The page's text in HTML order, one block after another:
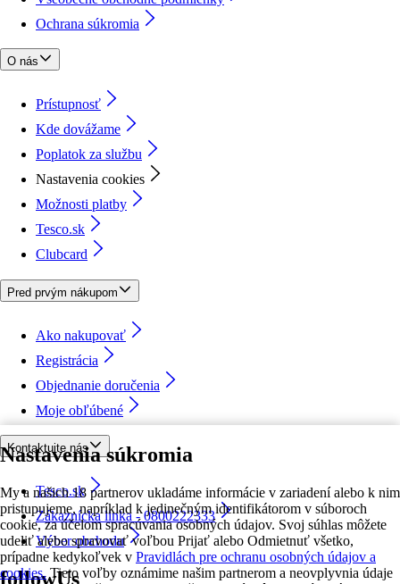
Nastavenia súkromia
My a našich 18 partnerov ukladáme informácie v zariadení alebo k nim
pristupujeme, napríklad k jedinečným identifikátorom v súboroch
cookie, za účelom spracúvania osobných údajov. Svoj súhlas môžete
udeliť alebo spravovať voľbou Prijať alebo Odmietnuť všetko,
prípadne kedykoľvek v Pravidlách pre ochranu osobných údajov a
cookies. Tieto voľby oznámime našim partnerom a neovplyvnia údaje
Ochrana súkromia
O nás
Prístupnosť
Kde dovážame
Poplatok za službu
Nastavenia cookies
Možnosti platby
Tesco.sk
Clubcard
Pred prvým nákupom
Ako nakupovať
Registrácia
Objednanie doručenia
Moje obľúbené
Kontaktujte nás
Tesco.sk
Zákaznícka linka - 0800222333
Výber obchodu
followUs